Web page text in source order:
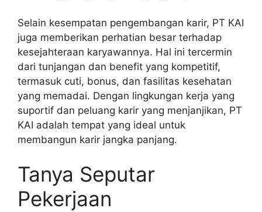
Selain kesempatan pengembangan karir, PT KAI
juga memberikan perhatian besar terhadap
kesejahteraan karyawannya. Hal ini tercermin
dari tunjangan dan benefit yang kompetitif,
termasuk cuti, bonus, dan fasilitas kesehatan
yang memadai. Dengan lingkungan kerja yang
suportif dan peluang karir yang menjanjikan, PT
KAI adalah tempat yang ideal untuk
membangun karir jangka panjang.
Tanya Seputar
Pekerjaan